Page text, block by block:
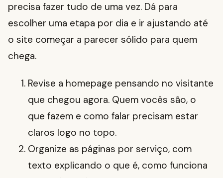
precisa fazer tudo de uma vez. Dá para
escolher uma etapa por dia e ir ajustando até
o site começar a parecer sólido para quem
chega.
Revise a homepage pensando no visitante
que chegou agora. Quem vocês são, o
que fazem e como falar precisam estar
claros logo no topo.
Organize as páginas por serviço, com
texto explicando o que é, como funciona